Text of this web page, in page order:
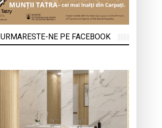
URMARESTE-NE PE FACEBOOK